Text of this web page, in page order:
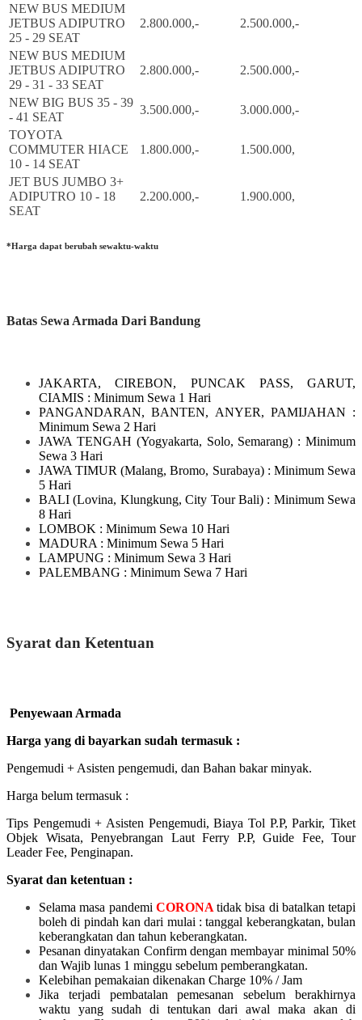
NEW BUS MEDIUM
JETBUS ADIPUTRO
25 - 29 SEAT
2.800.000,- 2.500.000,-
NEW BUS MEDIUM
JETBUS ADIPUTRO
29 - 31 - 33 SEAT
2.800.000,- 2.500.000,-
NEW BIG BUS 35 - 39
- 41 SEAT
3.500.000,-
3.000.000,-
TOYOTA
COMMUTER HIACE
10 - 14 SEAT
1.800.000,- 1.500.000,
JET BUS JUMBO 3+
ADIPUTRO 10 - 18
SEAT
2.200.000,- 1.900.000,
*Harga dapat berubah sewaktu-waktu
Batas Sewa Armada Dari Bandung
JAKARTA, CIREBON, PUNCAK PASS, GARUT,
CIAMIS : Minimum Sewa 1 Hari
PANGANDARAN, BANTEN, ANYER, PAMIJAHAN :
Minimum Sewa 2 Hari
JAWA TENGAH (Yogyakarta, Solo, Semarang) : Minimum
Sewa 3 Hari
JAWA TIMUR(Malang, Bromo, Surabaya) : Minimum Sewa
5 Hari
BALI (Lovina, Klungkung, City Tour Bali) : Minimum Sewa
8 Hari
LOMBOK : Minimum Sewa 10 Hari
MADURA : Minimum Sewa 5 Hari
LAMPUNG : Minimum Sewa 3 Hari
PALEMBANG : Minimum Sewa 7 Hari
Syarat dan Ketentuan
Penyewaan Armada
Harga yang di bayarkan sudah termasuk :
Pengemudi + Asisten pengemudi, dan Bahan bakar minyak.
Harga belum termasuk :
Tips Pengemudi + Asisten Pengemudi, Biaya Tol P.P, Parkir, Tiket
Objek Wisata, Penyebrangan Laut Ferry P.P, Guide Fee, Tour
Leader Fee, Penginapan.
Syarat dan ketentuan :
Selama masa pandemi CORONA tidak bisa di batalkan tetapi
boleh di pindah kan dari mulai :tanggal keberangkatan, bulan
keberangkatan dan tahun keberangkatan.
Pesanan dinyatakan Confirm dengan membayar minimal 50%
dan Wajib lunas 1 minggu sebelum pemberangkatan.
Kelebihan pemakaian dikenakan Charge 10% / Jam
Jika terjadi pembatalan pemesanan sebelum berakhirnya
waktu yang sudah di tentukan dari awal maka akan di